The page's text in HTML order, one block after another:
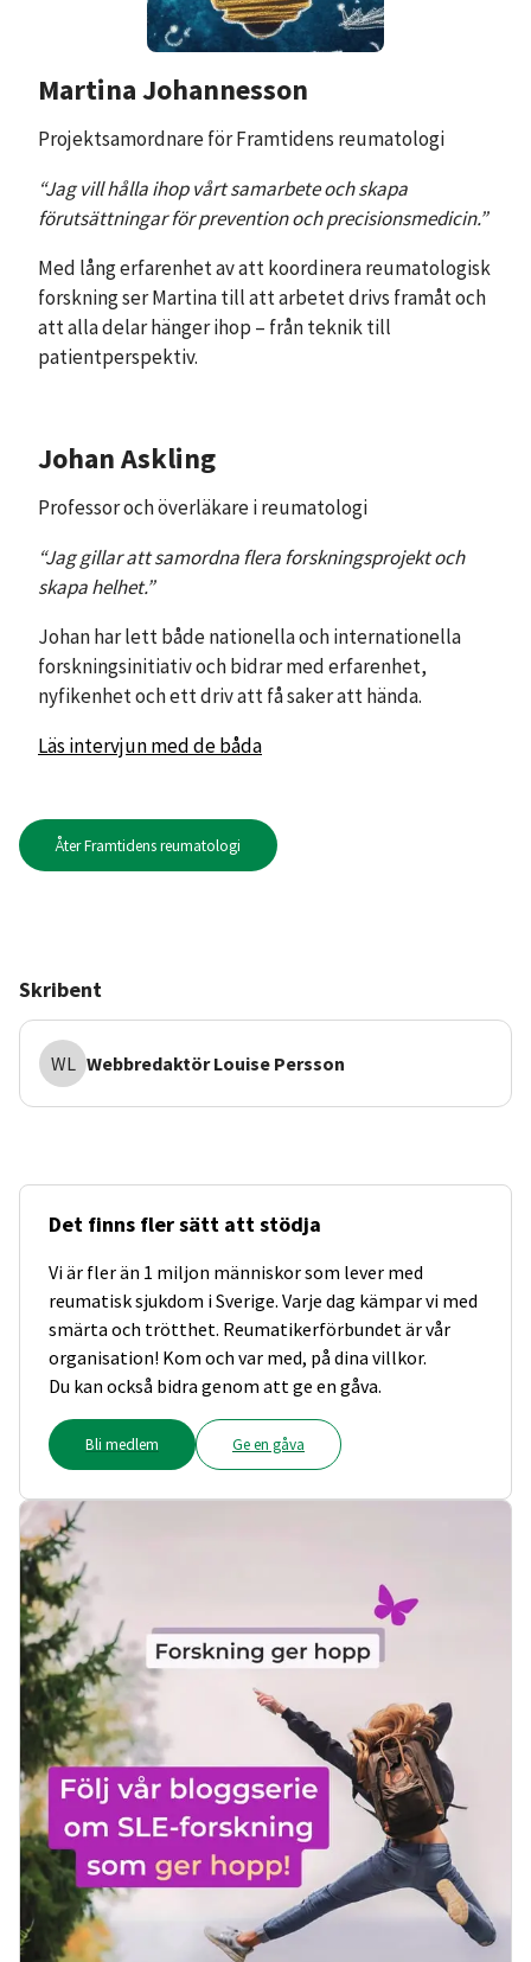
Martina Johannesson
Projektsamordnare för Framtidens reumatologi
“Jag vill hålla ihop vårt samarbete och skapa
förutsättningar för prevention och precisionsmedicin.”
Med lång erfarenhet av att koordinera reumatologisk
forskning ser Martina till att arbetet drivs framåt och
att alla delar hänger ihop – från teknik till
patientperspektiv.
Johan Askling
Professor och överläkare i reumatologi
“Jag gillar att samordna flera forskningsprojekt och
skapa helhet.”
Johan har lett både nationella och internationella
forskningsinitiativ och bidrar med erfarenhet,
nyfikenhet och ett driv att få saker att hända.
Läs intervjun med de båda
Åter Framtidens reumatologi
Skribent
WL Webbredaktör Louise Persson
Det finns fler sätt att stödja
Vi är fler än 1 miljon människor som lever med
reumatisk sjukdom i Sverige. Varje dag kämpar vi med
smärta och trötthet. Reumatikerförbundet är vår
organisation! Kom och var med, på dina villkor.
Du kan också bidra genom att ge en gåva.
Bli medlem Ge en gåva